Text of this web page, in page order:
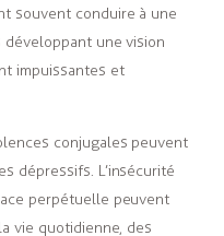
souvent conduire à une
développant une vision
impuissantes et
conjugales peuvent
dépressifs. L’insécurité
perpétuelle peuvent
vie quotidienne, des